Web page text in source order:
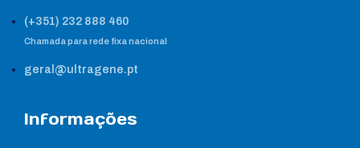
(+351) 232 888 460
Chamada para rede fixa nacional
geral@ultragene.pt
Informações